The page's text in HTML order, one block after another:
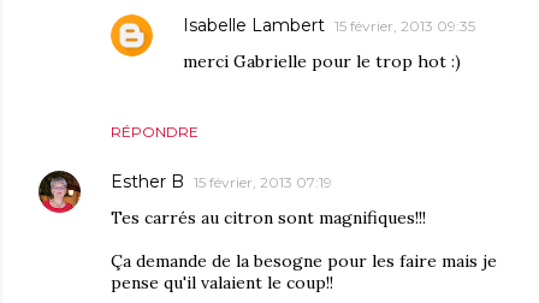
RÉPONDRE
Isabelle Lambert 15 février, 2013 09:35
merci Gabrielle pour le trop hot :)
Esther B 15 février, 2013 07:19
Tes carrés au citron sont magnifiques!!!
Ça demande de la besogne pour les faire mais je
pense qu'il valaient le coup!!